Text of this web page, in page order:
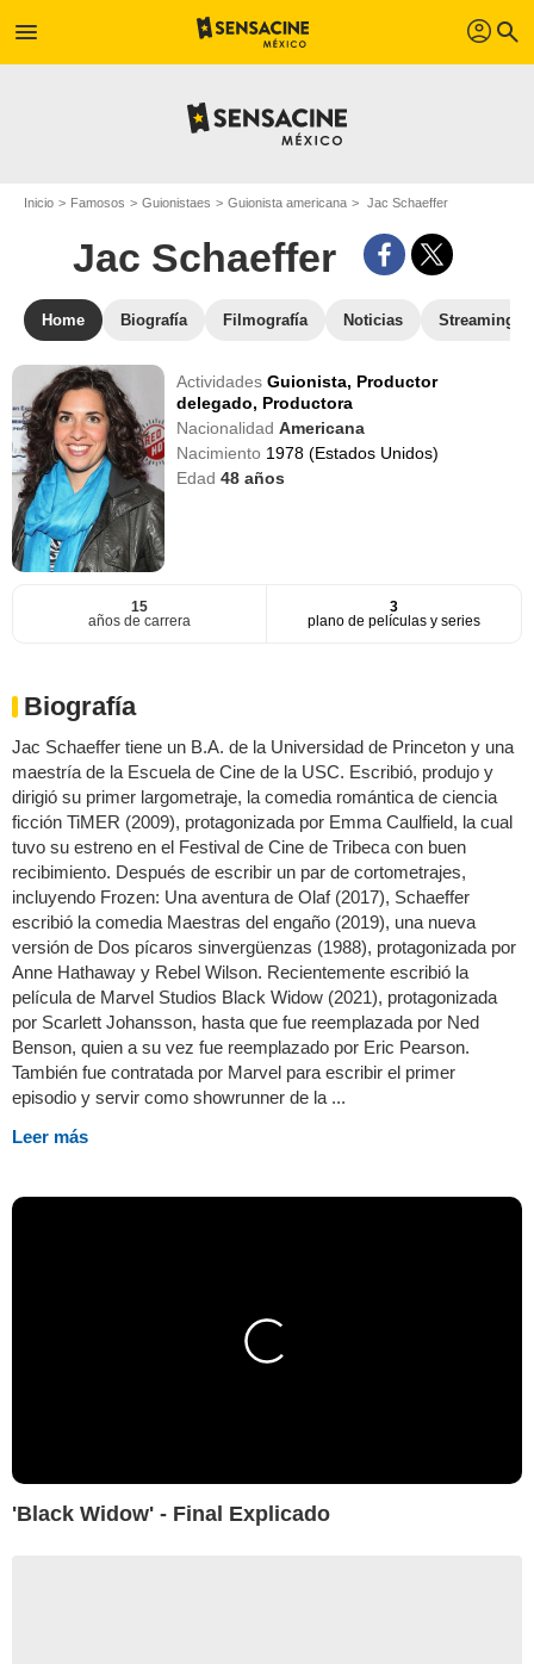
menu profil search
Inicio Famosos Guionistaes Guionista americana Jac Schaeffer
Jac Schaeffer
Home Biografía Filmografía Noticias Streaming
ActividadesGuionista, Productor
delegado, Productora
NacionalidadAmericana
Nacimiento 1978 (Estados Unidos)
Edad48 años
15
años de carrera
3
plano de películas y series
Biografía
Jac Schaeffer tiene un B.A. de la Universidad de Princeton y una
maestría de la Escuela de Cine de la USC. Escribió, produjo y
dirigió su primer largometraje, la comedia romántica de ciencia
ficción TiMER (2009), protagonizada por Emma Caulfield, la cual
tuvo su estreno en el Festival de Cine de Tribeca con buen
recibimiento. Después de escribir un par de cortometrajes,
incluyendo Frozen: Una aventura de Olaf (2017), Schaeffer
escribió la comedia Maestras del engaño (2019), una nueva
versión de Dos pícaros sinvergüenzas (1988), protagonizada por
Anne Hathaway y Rebel Wilson. Recientemente escribió la
película de Marvel Studios Black Widow (2021), protagonizada
por Scarlett Johansson, hasta que fue reemplazada por Ned
Benson, quien a su vez fue reemplazado por Eric Pearson.
También fue contratada por Marvel para escribir el primer
episodio y servir como showrunner de la ...
Leer más
'Black Widow' - Final Explicado